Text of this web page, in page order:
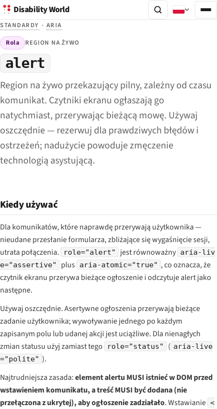
Disability World
STANDARDY · ARIA
Rola REGION NA ŻYWO
alert
Region na żywo przekazujący pilny, zależny od czasu
komunikat. Czytniki ekranu ogłaszają go
natychmiast, przerywając bieżącą mowę. Używaj
oszczędnie — rezerwuj dla prawdziwych błędów i
ostrzeżeń; nadużycie powoduje zmęczenie
technologią asystującą.
Kiedy używać
Dla komunikatów, które naprawdę przerywają użytkownika —
nieudane przesłanie formularza, zbliżające się wygaśnięcie sesji,
utrata połączenia.
role="alert" jest równoważny aria-liv
e="assertive"
plus aria-atomic="true" , co oznacza, że
czytnik ekranu przerywa bieżące ogłoszenie i odczytuje alert jako
następne.
Używaj oszczędnie. Asertywne ogłoszenia przerywają bieżące
zadanie użytkownika; wywoływanie jednego po każdym
zapisanym polu lub udanej akcji jest uciążliwe. Dla nienagłych
zmian statusu użyj zamiast tego
role="status" ( aria-live
="polite" ).
Najtrudniejsza zasada:element alertu MUSI istnieć w DOM przed
wstawieniem komunikatu, a treść MUSI być dodana (nie
przełączona z ukrytej), aby ogłoszenie zadziałało. Wstawianie <